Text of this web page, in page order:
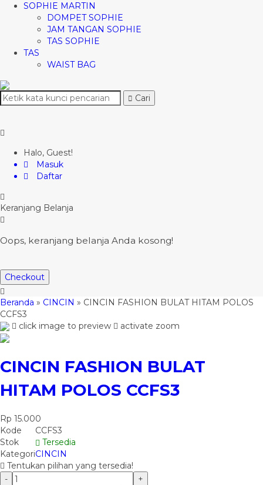
SOPHIE MARTIN
DOMPET SOPHIE
JAM TANGAN SOPHIE
TAS SOPHIE
TAS
WAIST BAG
Cari
Halo, Guest!
Masuk
Daftar
Keranjang Belanja
Oops, keranjang belanja Anda kosong!
Checkout
Beranda » CINCIN » CINCIN FASHION BULAT HITAM POLOS
CCFS3
click image to preview
activate zoom
CINCIN FASHION BULAT
HITAM POLOS CCFS3
Rp 15.000
Kode
CCFS3
Stok
Tersedia
KategoriCINCIN
Tentukan pilihan yang tersedia!
-
+